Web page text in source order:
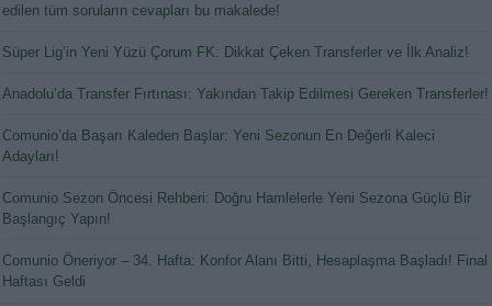
edilen tüm soruların cevapları bu makalede!
Süper Lig’in Yeni Yüzü Çorum FK: Dikkat Çeken Transferler ve İlk Analiz!
Anadolu’da Transfer Fırtınası: Yakından Takip Edilmesi Gereken Transferler!
Comunio’da Başarı Kaleden Başlar: Yeni Sezonun En Değerli Kaleci
Adayları!
Comunio Sezon Öncesi Rehberi: Doğru Hamlelerle Yeni Sezona Güçlü Bir
Başlangıç Yapın!
Comunio Öneriyor – 34. Hafta: Konfor Alanı Bitti, Hesaplaşma Başladı! Final
Haftası Geldi